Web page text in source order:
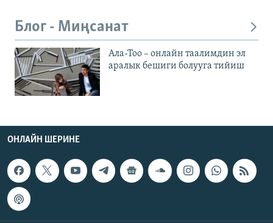
Блог - Миңсанат
Ала-Тоо – онлайн таалимдин эл
аралык бешиги болууга тийиш
ОНЛАЙН ШЕРИНЕ